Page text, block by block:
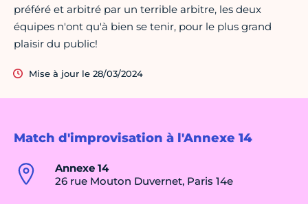
Match d'improvisation à l'Annexe 14
Annexe 14
26 rue Mouton Duvernet, Paris 14e
préféré et arbitré par un terrible arbitre, les deux
équipes n'ont qu'à bien se tenir, pour le plus grand
plaisir du public!
Mise à jour le 28/03/2024